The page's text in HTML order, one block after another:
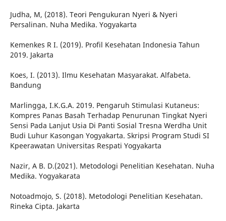
Judha, M, (2018). Teori Pengukuran Nyeri & Nyeri
Persalinan. Nuha Medika. Yogyakarta
Kemenkes R I. (2019). Profil Kesehatan Indonesia Tahun
2019. Jakarta
Koes, I. (2013). Ilmu Kesehatan Masyarakat. Alfabeta.
Bandung
Marlingga, I.K.G.A. 2019. Pengaruh Stimulasi Kutaneus:
Kompres Panas Basah Terhadap Penurunan Tingkat Nyeri
Sensi Pada Lanjut Usia Di Panti Sosial Tresna Werdha Unit
Budi Luhur Kasongan Yogyakarta. Skripsi Program Studi SI
Kpeerawatan Universitas Respati Yogyakarta
Nazir, A B. D.(2021). Metodologi Penelitian Kesehatan. Nuha
Medika. Yogyakarata
Notoadmojo, S. (2018). Metodologi Penelitian Kesehatan.
Rineka Cipta. Jakarta